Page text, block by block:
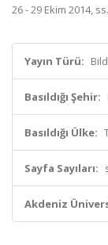
26 - 29 Ekim 2014,
Yayın Türü:
Basıldığı Şehir:
Basıldığı Ülke:
Sayfa Sayıları:
Akdeniz